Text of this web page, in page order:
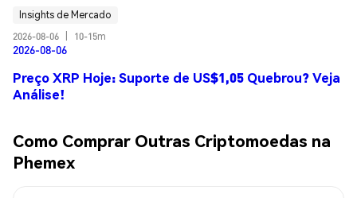
Insights de Mercado
2026-08-06
10-15m
2026-08-06
Preço XRP Hoje: Suporte de US$1,05 Quebrou? Veja
Análise!
Como Comprar Outras Criptomoedas na
Phemex